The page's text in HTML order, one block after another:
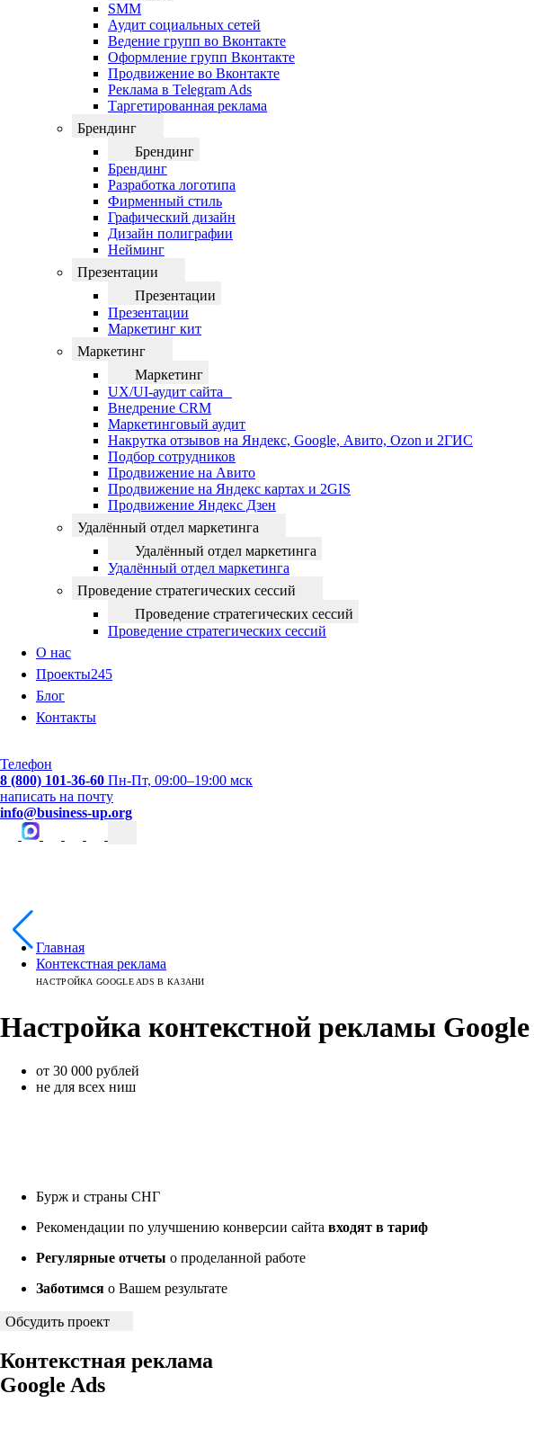
SMM
Аудит социальных сетей
Ведение групп во Вконтакте
Оформление групп Вконтакте
Продвижение во Вконтакте
Реклама в Telegram Ads
Таргетированная реклама
Брендинг
Брендинг
Брендинг
Разработка логотипа
Фирменный стиль
Графический дизайн
Дизайн полиграфии
Нейминг
Презентации
Презентации
Презентации
Маркетинг кит
Маркетинг
Маркетинг
UX/UI-аудит сайта
Внедрение CRM
Маркетинговый аудит
Накрутка отзывов на Яндекс, Google, Авито, Ozon и 2ГИС
Подбор сотрудников
Продвижение на Авито
Продвижение на Яндекс картах и 2GIS
Продвижение Яндекс Дзен
Удалённый отдел маркетинга
Удалённый отдел маркетинга
Удалённый отдел маркетинга
Проведение стратегических сессий
Проведение стратегических сессий
Проведение стратегических сессий
О нас
Проекты245
Блог
Контакты
Телефон
8 (800) 101-36-60 Пн-Пт, 09:00–19:00 мск
написать на почту
info@business-up.org
Главная
Контекстная реклама
НАСТРОЙКА GOOGLE ADS В КАЗАНИ
Настройка контекстной рекламы
от 30 000 рублей
не для всех ниш
Бурж и страны СНГ
Рекомендации по улучшению конверсии сайта входят в тариф
Регулярные отчеты о проделанной работе
Заботимся о Вашем результате
Обсудить проект
Контекстная реклама
Googl